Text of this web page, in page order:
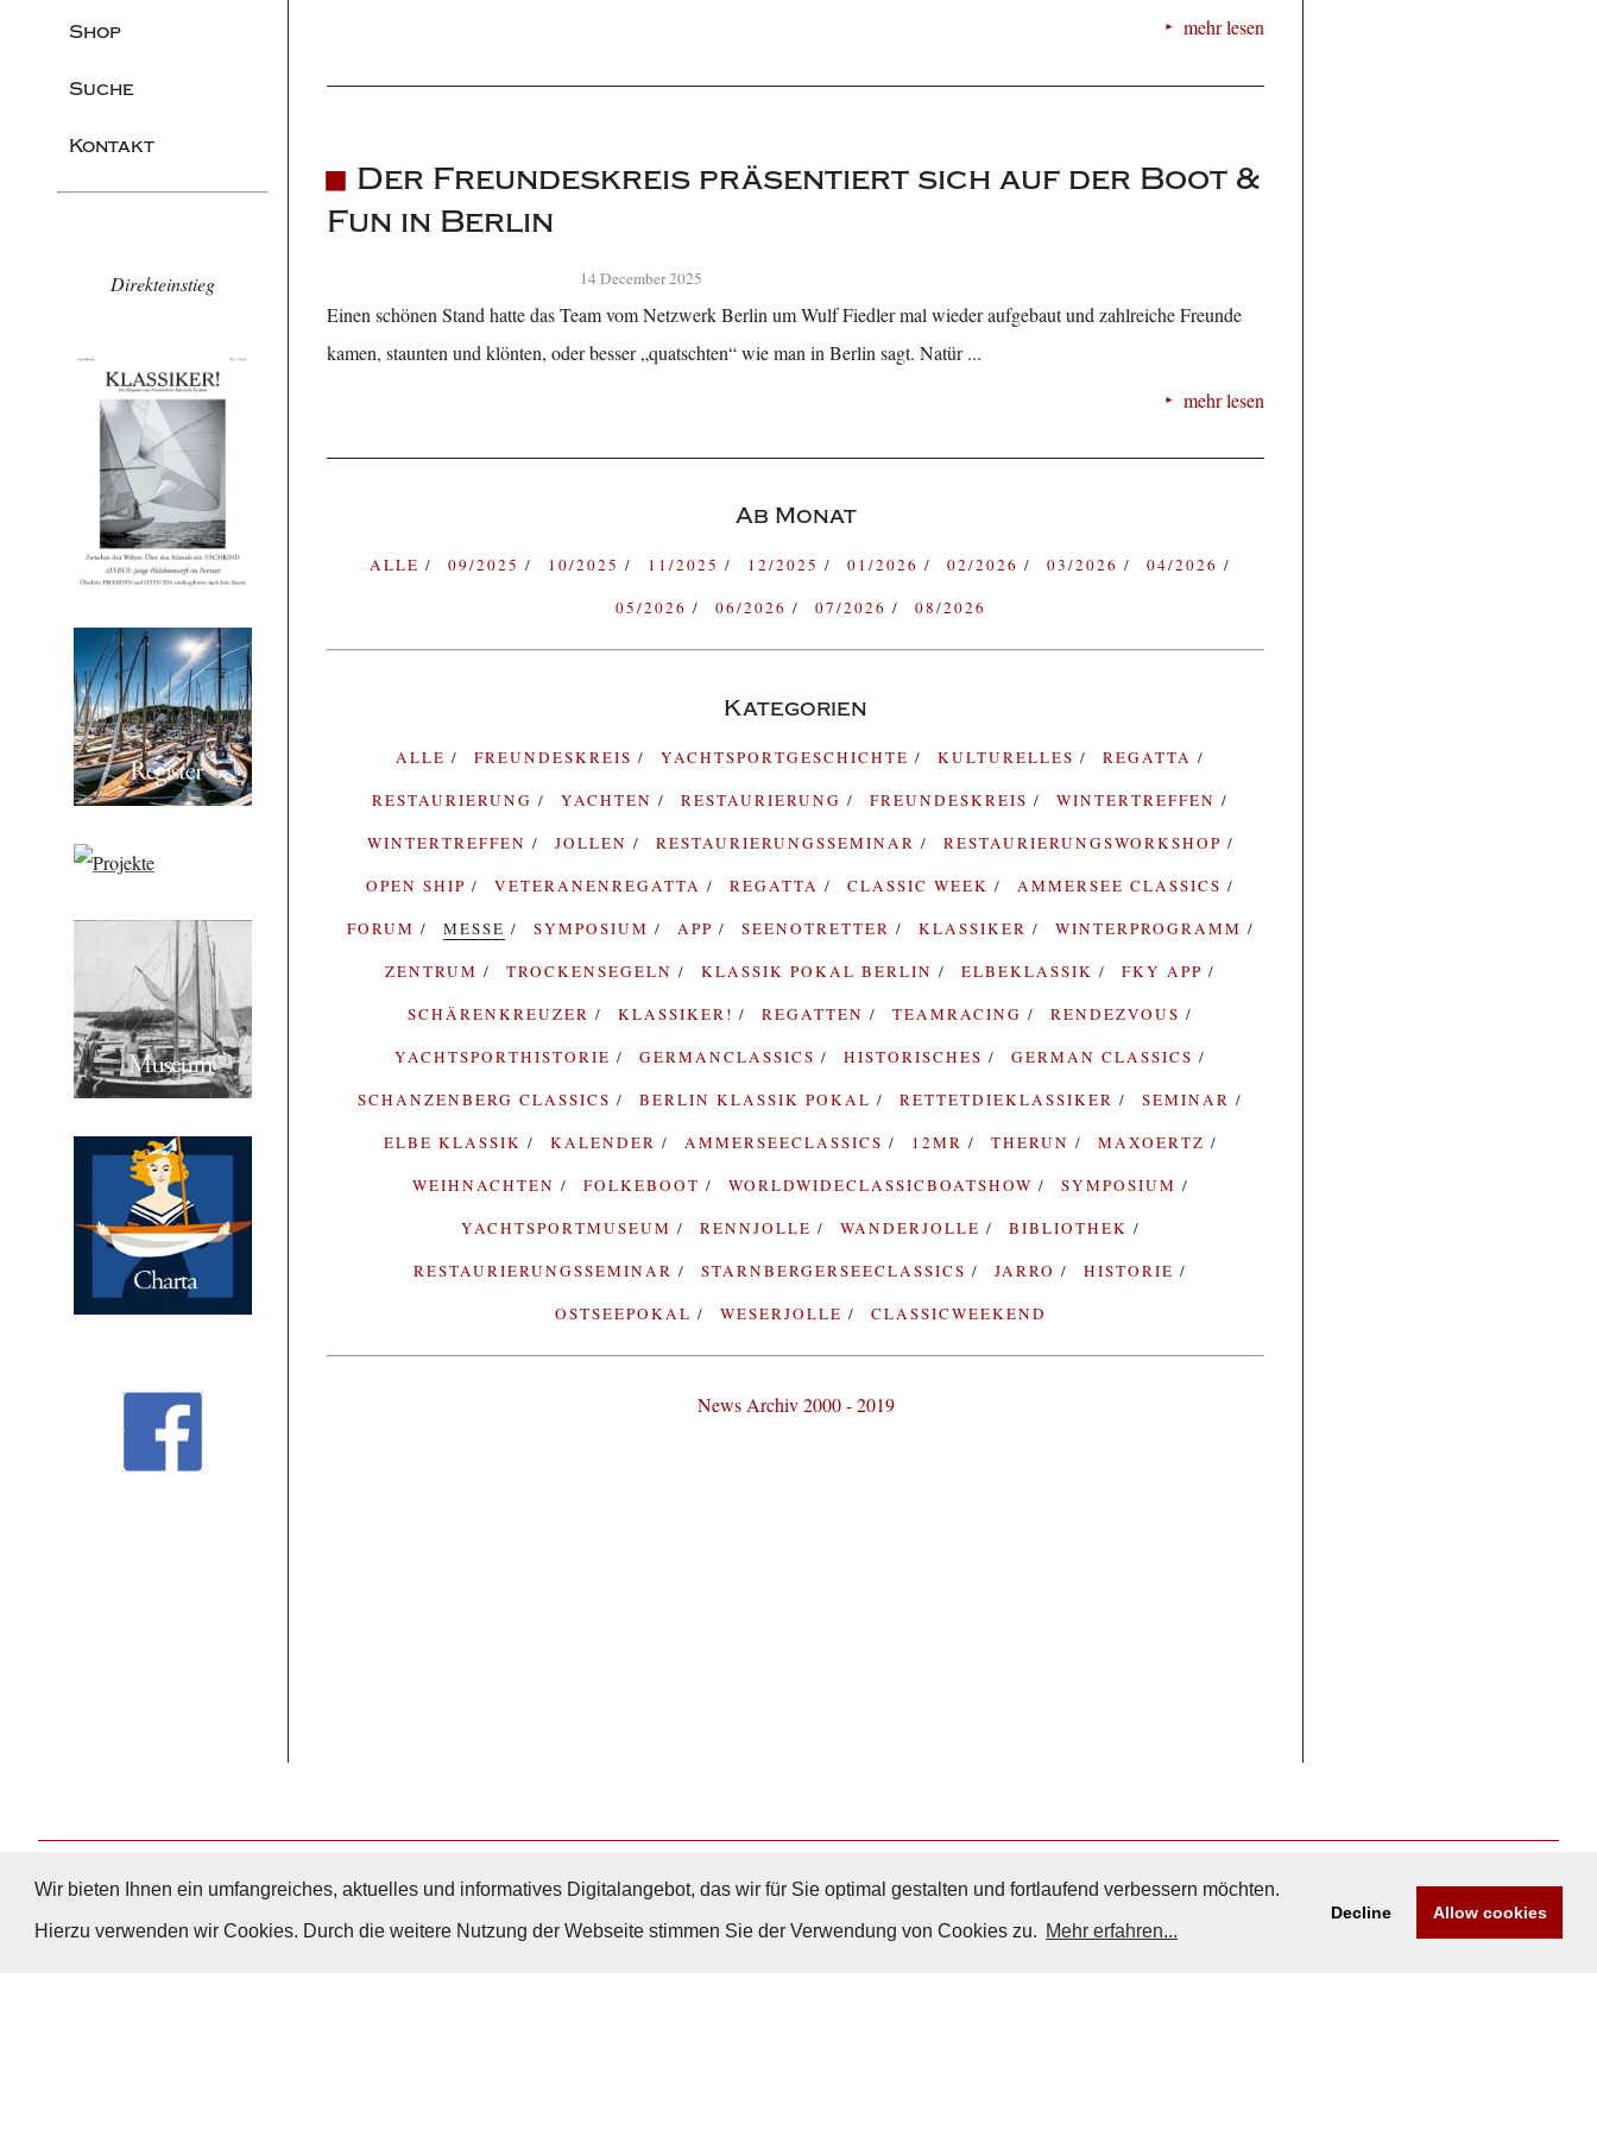
Wir bieten Ihnen ein umfangreiches, aktuelles und informatives Digitalangebot, das wir für Sie optimal gestalten und fortlaufend verbessern möchten.
Hierzu verwenden wir Cookies. Durch die weitere Nutzung der Webseite stimmen Sie der Verwendung von Cookies zu. Mehr erfahren...
Decline Allow cookies
Shop
Suche
Kontakt
Direkteinstieg
mehr lesen
Der Freundeskreis präsentiert sich auf der Boot &
Fun in Berlin
14 December 2025
Einen schönen Stand hatte das Team vom Netzwerk Berlin um Wulf Fiedler mal wieder aufgebaut und zahlreiche Freunde
kamen, staunten und klönten, oder besser „quatschten“ wie man in Berlin sagt. Natür ...
mehr lesen
Ab Monat
ALLE 09/2025 10/2025 11/2025 12/2025 01/2026 02/2026 03/2026
04/2026
05/2026
06/2026 07/2026 08/2026
Kategorien
ALLE FREUNDESKREIS YACHTSPORTGESCHICHTE KULTURELLES
REGATTA
RESTAURIERUNG
YACHTEN RESTAURIERUNG FREUNDESKREIS
WINTERTREFFEN
WINTERTREFFEN
JOLLEN RESTAURIERUNGSSEMINAR
RESTAURIERUNGSWORKSHOP
OPEN SHIP
VETERANENREGATTA REGATTA CLASSIC WEEK
AMMERSEE CLASSICS
FORUM
MESSE SYMPOSIUM APP SEENOTRETTER KLASSIKER
WINTERPROGRAMM
ZENTRUM
TROCKENSEGELN KLASSIK POKAL BERLIN ELBEKLASSIK
FKY APP
SCHÄRENKREUZER
KLASSIKER! REGATTEN TEAMRACING
RENDEZVOUS
YACHTSPORTHISTORIE
GERMANCLASSICS HISTORISCHES
GERMAN CLASSICS
SCHANZENBERG CLASSICS
BERLIN KLASSIK POKAL RETTETDIEKLASSIKER
SEMINAR
ELBE KLASSIK
KALENDER AMMERSEECLASSICS 12MR THERUN
MAXOERTZ
WEIHNACHTEN
FOLKEBOOT WORLDWIDECLASSICBOATSHOW
SYMPOSIUM
YACHTSPORTMUSEUM
RENNJOLLE WANDERJOLLE
BIBLIOTHEK
RESTAURIERUNGSSEMINAR
STARNBERGERSEECLASSICS JARRO
HISTORIE
OSTSEEPOKAL
WESERJOLLE CLASSICWEEKEND
News Archiv 2000 - 2019